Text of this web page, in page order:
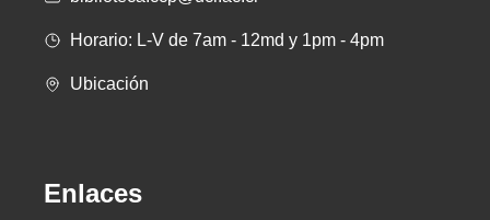
Horario: L-V de 7am - 12md y 1pm - 4pm
Ubicación
Enlaces